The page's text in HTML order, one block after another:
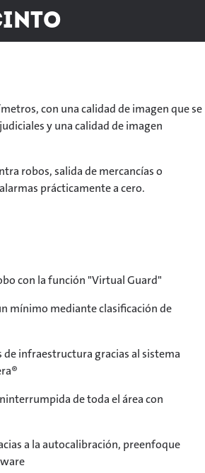
con una calidad de imagen que se
y una calidad de imagen
robos, salida de mercancías o
prácticamente a cero.
con la función "Virtual Guard"
mínimo mediante clasificación de
de infraestructura gracias al sistema
de toda el área con
a la autocalibración, preenfoque